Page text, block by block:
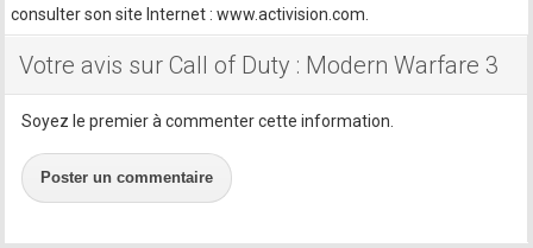
consulter son site Internet : www.activision.com.
Votre avis sur Call of Duty : Modern Warfare 3
Soyez le premier à commenter cette information.
Poster un commentaire